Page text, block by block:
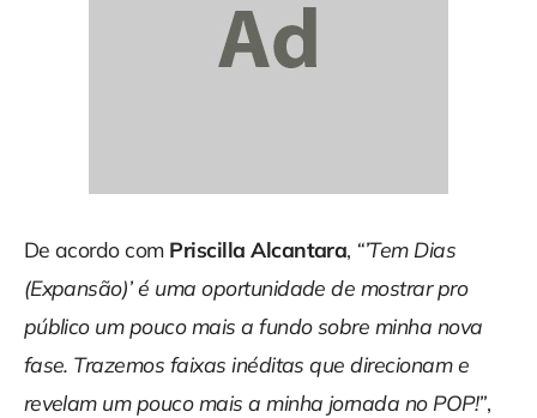
De acordo com Priscilla Alcantara, “’Tem Dias
(Expansão)’ é uma oportunidade de mostrar pro
público um pouco mais a fundo sobre minha nova
fase. Trazemos faixas inéditas que direcionam e
revelam um pouco mais a minha jornada no POP!”,